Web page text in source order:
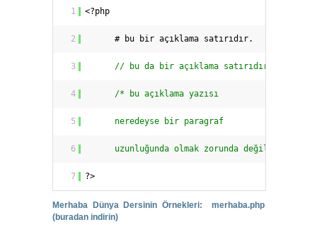
1 <?php
2 # bu bir açıklama satırıdır.
3 // bu da bir açıklama satırıdır.
4 /* bu açıklama yazısı
5 neredeyse bir paragraf
6 uzunluğunda olmak zorunda değil */
7 ?>
Merhaba Dünya Dersinin Örnekleri: merhaba.php
(buradan indirin)